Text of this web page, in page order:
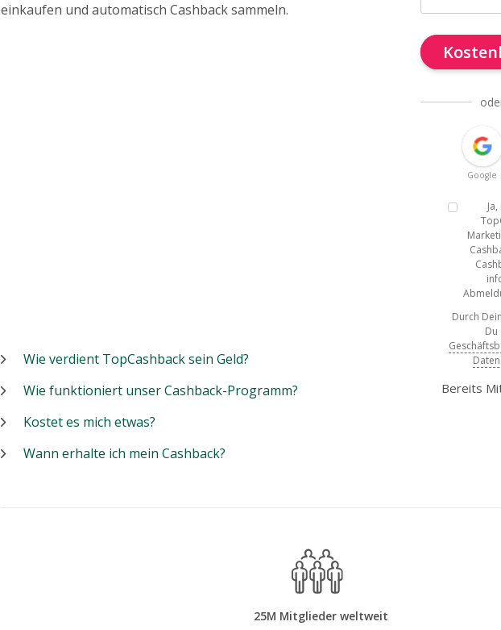
einkaufen und automatisch Cashback sammeln.
Google
Durch
Bereits
Wie verdient TopCashback sein Geld?
Wie funktioniert unser Cashback-Programm?
Kostet es mich etwas?
Wann erhalte ich mein Cashback?
25M Mitglieder weltweit